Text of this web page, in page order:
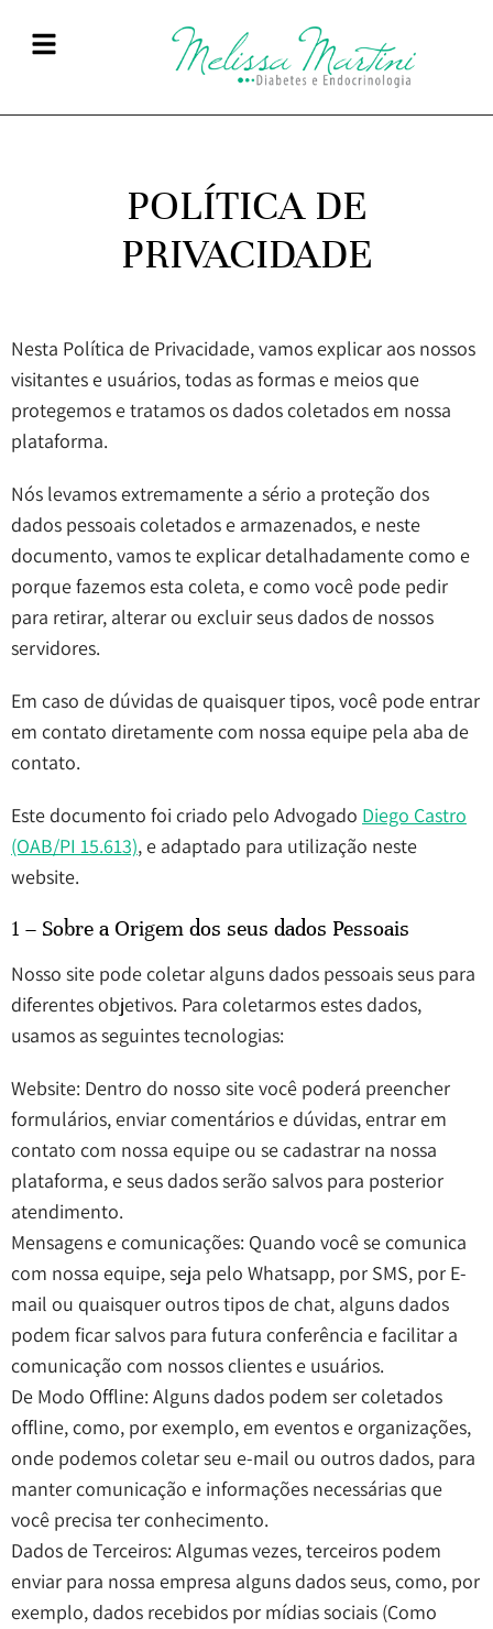
POLÍTICA DE
PRIVACIDADE
Nesta Política de Privacidade, vamos explicar aos nossos
visitantes e usuários, todas as formas e meios que
protegemos e tratamos os dados coletados em nossa
plataforma.
Nós levamos extremamente a sério a proteção dos
dados pessoais coletados e armazenados, e neste
documento, vamos te explicar detalhadamente como e
porque fazemos esta coleta, e como você pode pedir
para retirar, alterar ou excluir seus dados de nossos
servidores.
Em caso de dúvidas de quaisquer tipos, você pode entrar
em contato diretamente com nossa equipe pela aba de
contato.
Este documento foi criado pelo Advogado Diego Castro
(OAB/PI 15.613), e adaptado para utilização neste
website.
1 – Sobre a Origem dos seus dados Pessoais
Nosso site pode coletar alguns dados pessoais seus para
diferentes objetivos. Para coletarmos estes dados,
usamos as seguintes tecnologias:
Website: Dentro do nosso site você poderá preencher
formulários, enviar comentários e dúvidas, entrar em
contato com nossa equipe ou se cadastrar na nossa
plataforma, e seus dados serão salvos para posterior
atendimento.
Mensagens e comunicações: Quando você se comunica
com nossa equipe, seja pelo Whatsapp, por SMS, por E-
mail ou quaisquer outros tipos de chat, alguns dados
podem ficar salvos para futura conferência e facilitar a
comunicação com nossos clientes e usuários.
De Modo Offline: Alguns dados podem ser coletados
offline, como, por exemplo, em eventos e organizações,
onde podemos coletar seu e-mail ou outros dados, para
manter comunicação e informações necessárias que
você precisa ter conhecimento.
Dados de Terceiros: Algumas vezes, terceiros podem
enviar para nossa empresa alguns dados seus, como, por
exemplo, dados recebidos por mídias sociais (Como